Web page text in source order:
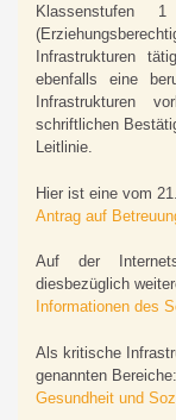
Infrastrukturen
ebenfalls eine
Infrastrukturen
schriftlichen
Leitlinie.
Hier ist eine vom
Antrag auf
Auf der
diesbezüglich
Informationen des
Als kritische
genannten Bereiche:
Gesundheit und